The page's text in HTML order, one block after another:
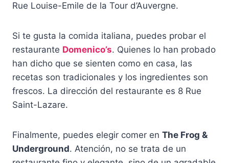
Rue Louise-Emile de la Tour d’Auvergne.
Si te gusta la comida italiana, puedes probar el
restaurante Domenico’s. Quienes lo han probado
han dicho que se sienten como en casa, las
recetas son tradicionales y los ingredientes son
frescos. La dirección del restaurante es 8 Rue
Saint-Lazare.
Finalmente, puedes elegir comer en The Frog &
Underground. Atención, no se trata de un